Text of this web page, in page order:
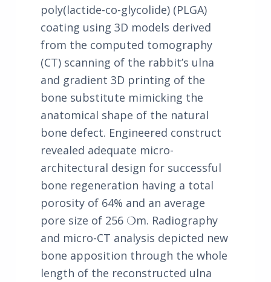
poly(lactide-co-glycolide) (PLGA)
coating using 3D models derived
from the computed tomography
(CT) scanning of the rabbit’s ulna
and gradient 3D printing of the
bone substitute mimicking the
anatomical shape of the natural
bone defect. Engineered construct
revealed adequate micro-
architectural design for successful
bone regeneration having a total
porosity of 64% and an average
pore size of 256 ❍m. Radiography
and micro-CT analysis depicted new
bone apposition through the whole
length of the reconstructed ulna